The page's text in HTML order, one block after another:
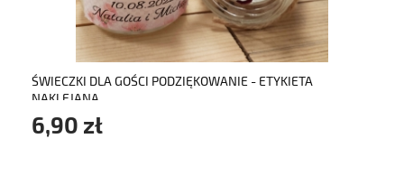
ŚWIECZKI DLA GOŚCI PODZIĘKOWANIE - ETYKIETA
NAKLEJANA
6,90 zł